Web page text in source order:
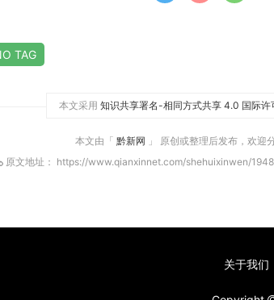
TAG
本文采用 知识共享署名-相同方式共享 4.0 国际许
本文由「 黔新网 」 原创或整理后发布，欢迎
原文地址： https://www.qianxinnet.com/shehuixinwen/
关于我们